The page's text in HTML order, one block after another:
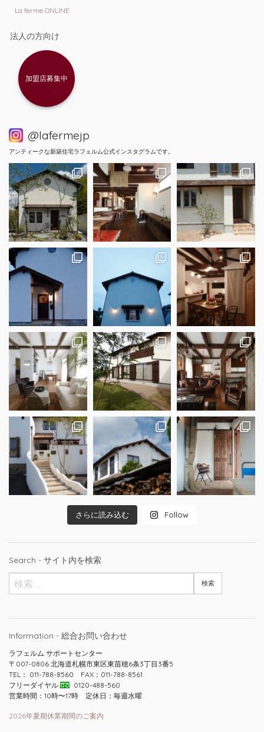
La ferme ONLINE
法人の方向け
加盟店募集中
@lafermejp
アンティークな新築住宅ラフェルム公式インスタグラムです。
さらに読み込む Follow
Search - サイト内を検索
Information - 総合お問い合わせ
ラフェルム サポートセンター
〒007-0806 北海道札幌市東区東苗穂6条3丁目3番5
TEL： 011-788-8560 FAX：011-788-8561
フリーダイヤル
0120-488-560
営業時間：10時〜17時 定休日：毎週水曜
2026年夏期休業期間のご案内